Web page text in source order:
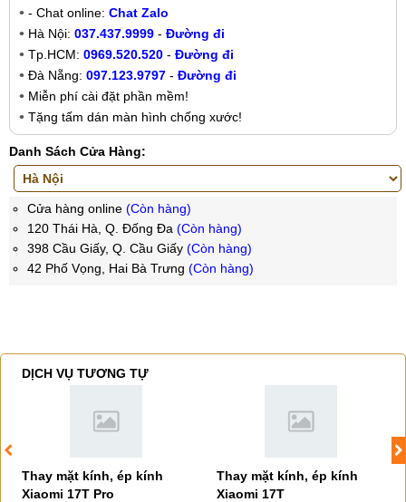
- Chat online: Chat Zalo
Hà Nội: 037.437.9999 - Đường đi
Tp.HCM: 0969.520.520 - Đường đi
Đà Nẵng: 097.123.9797 - Đường đi
Miễn phí cài đặt phần mềm!
Tặng tấm dán màn hình chống xước!
Danh Sách Cửa Hàng:
Cửa hàng online (Còn hàng)
120 Thái Hà, Q. Đống Đa (Còn hàng)
398 Cầu Giấy, Q. Cầu Giấy (Còn hàng)
42 Phố Vọng, Hai Bà Trưng (Còn hàng)
DỊCH VỤ TƯƠNG TỰ
Thay mặt kính, ép kính
Xiaomi 17T Pro
Thay mặt kính, ép kính
Xiaomi 17T